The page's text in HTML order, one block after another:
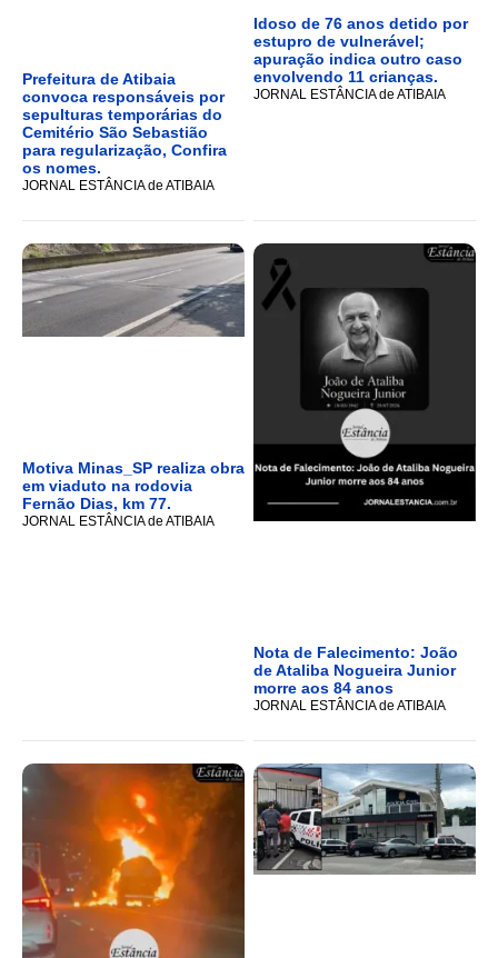
Prefeitura de Atibaia
convoca responsáveis por
sepulturas temporárias do
Cemitério São Sebastião
para regularização, Confira
os nomes.
JORNAL ESTÂNCIA de ATIBAIA
Idoso de 76 anos detido por
estupro de vulnerável;
apuração indica outro caso
envolvendo 11 crianças.
JORNAL ESTÂNCIA de ATIBAIA
Motiva Minas_SP realiza obra
em viaduto na rodovia
Fernão Dias, km 77.
JORNAL ESTÂNCIA de ATIBAIA
Nota de Falecimento: João
de Ataliba Nogueira Junior
morre aos 84 anos
JORNAL ESTÂNCIA de ATIBAIA